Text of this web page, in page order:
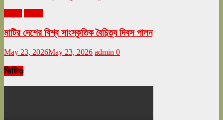
মাটির দেশের বিশ্ব সাংস্কৃতিক বৈচিত্র্য দিবস পালন
May 23, 2026May 23, 2026 admin 0
ভিডিও